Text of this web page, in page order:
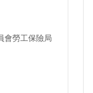
會勞工保險局